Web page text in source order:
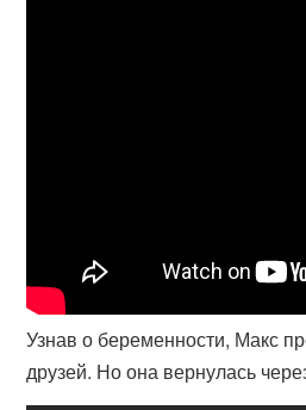
Узнав о беременности, Макс
друзей. Но она вернулась